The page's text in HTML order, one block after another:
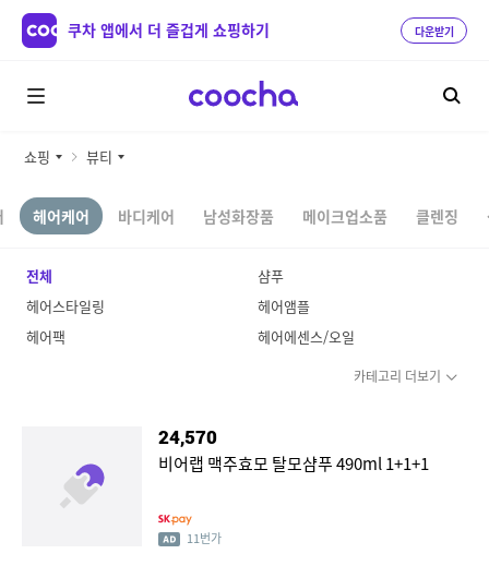
쿠차 앱에서 더 즐겁게 쇼핑하기 다운받기
쇼핑 뷰티
헤어케어 바디케어 남성화장품 메이크업소품 클렌징
전체
샴푸
헤어스타일링
헤어앰플
헤어팩
헤어에센스/오일
카테고리 더보기
24,570
비어랩 맥주효모 탈모샴푸 490ml 1+1+1
11번가